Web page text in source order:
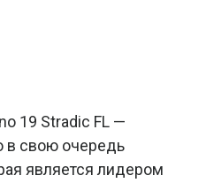
19 Stradic FL —
в свою очередь
является лидером